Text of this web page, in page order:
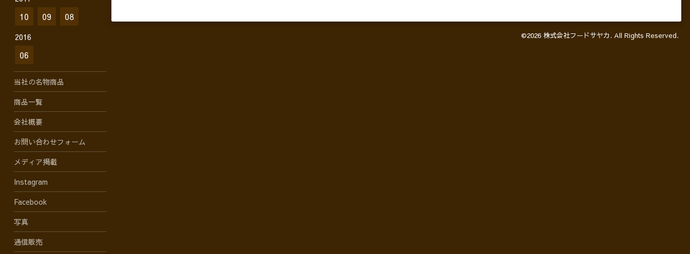
©2026 株式会社フードサヤカ. All Rights Reserved.
10 09 08
2016
06
当社の名物商品
商品一覧
会社概要
お問い合わせフォーム
メディア掲載
Instagram
Facebook
写真
通信販売